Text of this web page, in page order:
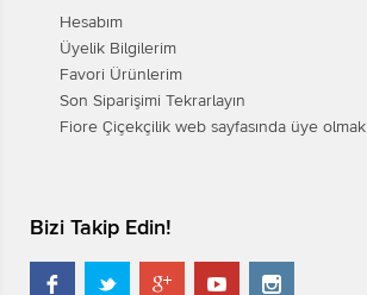
Hesabım
Üyelik Bilgilerim
Favori Ürünlerim
Son Siparişimi Tekrarlayın
Fiore Çiçekçilik web sayfasında üye olmak
Bizi Takip Edin!
    